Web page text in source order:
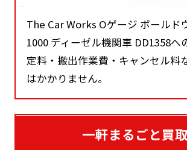
The Car Works Oゲージ ボールド
1000 ディーゼル機関車 DD1358へ
定料・搬出作業費・キャンセル料
はかかりません。
一軒まるごと買取